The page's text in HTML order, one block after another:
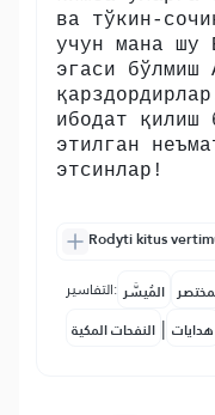
ва тўкин-
учун мана шу
эгаси бўлмиш
ибодат қилиш
этилган
этсинлар!
Rodyti kitus
التفاسير: المُيسَّر
النفحات المكية | هدايات